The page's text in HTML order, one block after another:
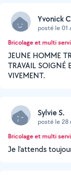
Yvonick
posté le 01
Bricolage et multi
JEUNE HOMME
TRAVAIL SOIGNÉ
VIVEMENT.
Sylvie S.
posté le 28
Bricolage et multi
Je l’attends